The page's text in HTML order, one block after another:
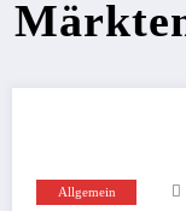
Allgemein